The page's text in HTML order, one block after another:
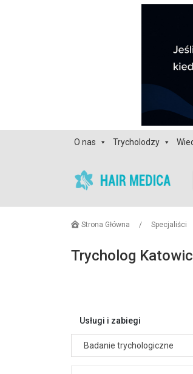
O nas Trycholodzy
Strona Główna / Specjaliści
Trycholog
Usługi i zabiegi
Badanie trychologiczne